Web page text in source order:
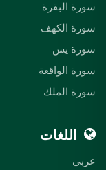
سورة البقرة
سورة الكهف
سورة يس
سورة الواقعة
سورة الملك
اللغات
عربي